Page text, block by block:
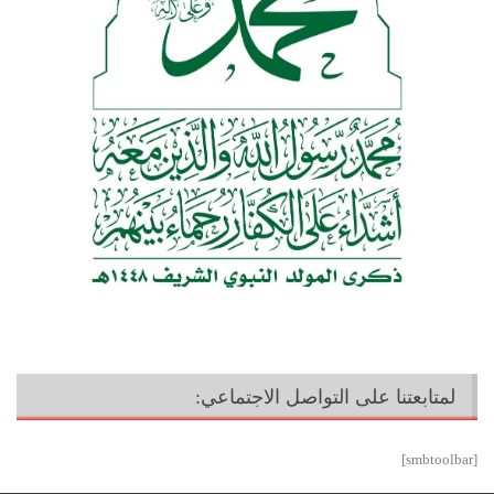
لمتابعتنا على التواصل الاجتماعي:
[smbtoolbar]